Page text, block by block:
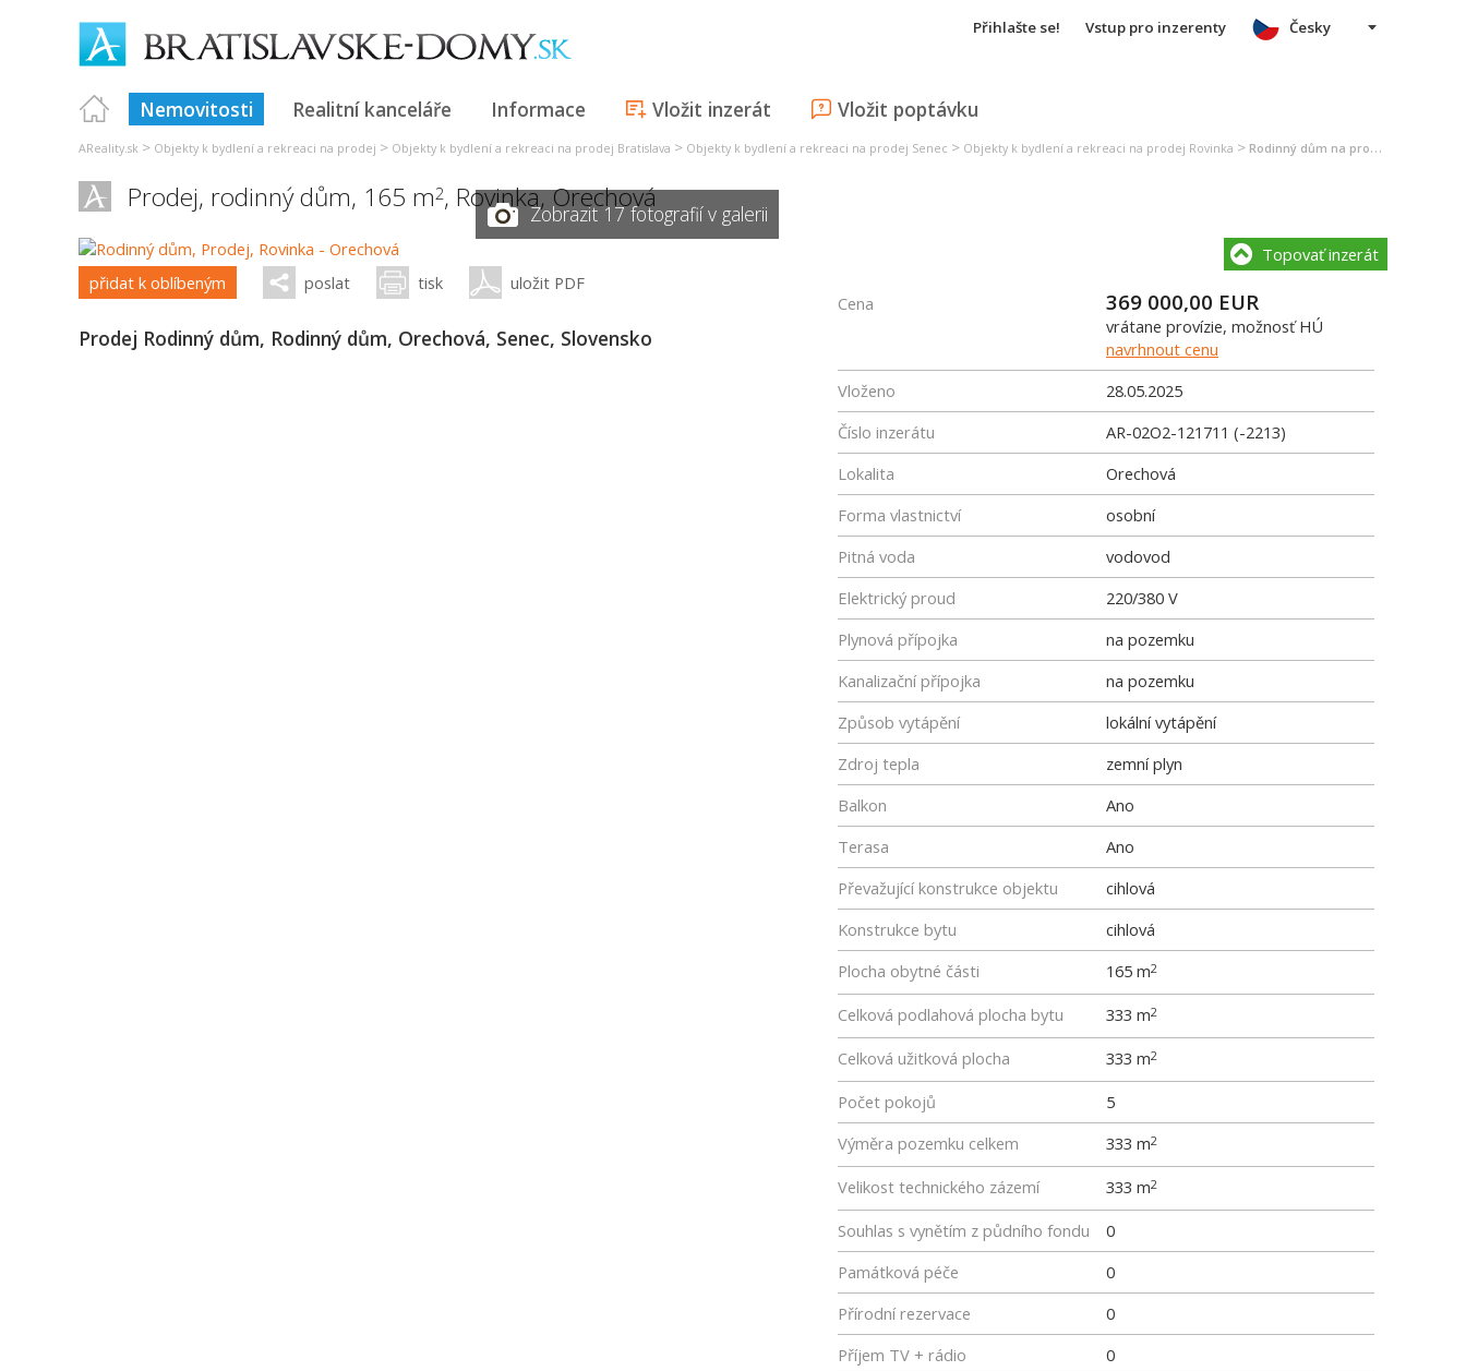
Přihlašte se! Vstup pro inzerenty
Nemovitosti Realitní kanceláře Informace Vložit inzerát Vložit poptávku
Česky
AReality.sk > Objekty k bydlení a rekreaci na prodej > Objekty k bydlení a rekreaci na prodej Bratislava > Objekty k bydlení a rekreaci na prodej Senec > Objekty k bydlení a rekreaci na prodej Rovinka > Rodinný dům na prodej Rovinka
Prodej, rodinný dům, 165 m2, Rovinka,Orechová
Zobrazit 17 fotografií v galerii
přidat k oblíbeným poslat tisk uložit PDF
Prodej Rodinný dům, Rodinný dům, Orechová, Senec, Slovensko
Topovať inzerát
Cena 369 000,00 EUR
vrátane provízie, možnosť HÚ
navrhnout cenu
Vloženo
28.05.2025
Číslo inzerátu
AR-02O2-121711 (-2213)
Lokalita
Orechová
Forma vlastnictví
osobní
Pitná voda
vodovod
Elektrický proud
220/380 V
Plynová přípojka
na pozemku
Kanalizační přípojka
na pozemku
Způsob vytápění
lokální vytápění
Zdroj tepla
zemní plyn
Balkon
Ano
Terasa
Ano
Převažující konstrukce objektu
cihlová
Konstrukce bytu
cihlová
Plocha obytné části
165 m2
Celková podlahová plocha bytu 333 m2
Celková užitková plocha 333 m2
Počet pokojů
5
Výměra pozemku celkem
333 m2
Velikost technického zázemí 333 m2
Souhlas s vynětím z půdního fondu
0
Památková péče
0
Přírodní rezervace
0
Příjem TV + rádio
0